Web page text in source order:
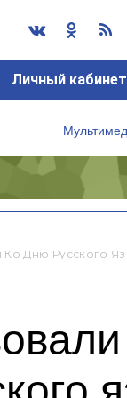
Личный
Дню Русского